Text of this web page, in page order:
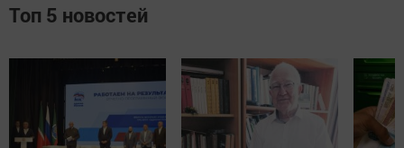
Топ 5 новостей